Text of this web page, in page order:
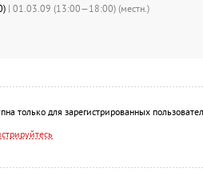
| 01.03.09 (13:00—18:00) (местн.)
только для зарегистрированных